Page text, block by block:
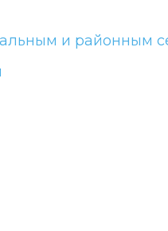
и районным